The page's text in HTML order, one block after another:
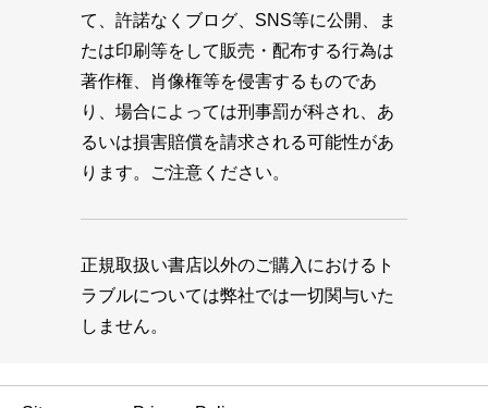
て、許諾なくブログ、SNS等に公開、ま
たは印刷等をして販売・配布する行為は
著作権、肖像権等を侵害するものであ
り、場合によっては刑事罰が科され、あ
るいは損害賠償を請求される可能性があ
ります。ご注意ください。
正規取扱い書店以外のご購入におけるト
ラブルについては弊社では一切関与いた
しません。